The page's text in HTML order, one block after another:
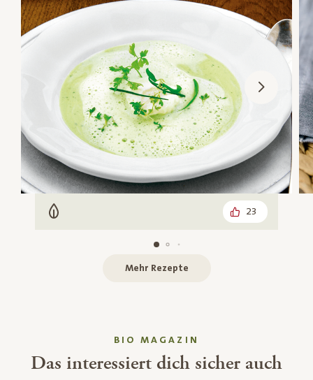
Vegetarisch 23
Mehr Rezepte
BIO MAGAZIN
Das interessiert dich sicher auch